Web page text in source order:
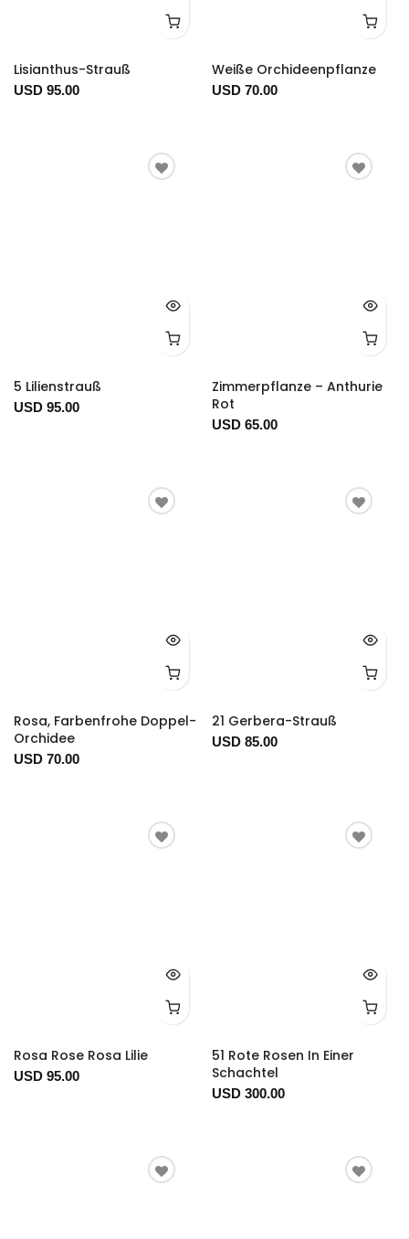
Lisianthus-Strauß
USD 95.00
Weiße Orchideenpflanze
USD 70.00
5 Lilienstrauß
USD 95.00
Zimmerpflanze – Anthurie
Rot
USD 65.00
Rosa, Farbenfrohe Doppel-
Orchidee
USD 70.00
21 Gerbera-Strauß
USD 85.00
Rosa Rose Rosa Lilie
USD 95.00
51 Rote Rosen In Einer
Schachtel
USD 300.00